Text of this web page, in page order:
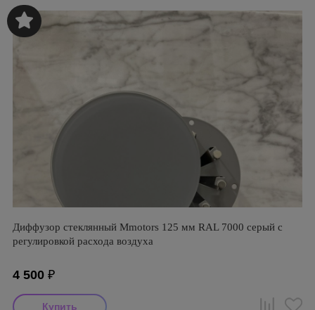
Диффузор стеклянный Mmotors 125 мм RAL 7000 серый с
регулировкой расхода воздуха
4 500 ₽